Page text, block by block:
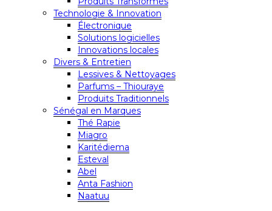
Technologie & Innovation
Électronique
Solutions logicielles
Innovations locales
Divers & Entretien
Lessives & Nettoyages
Parfums – Thiouraye
Produits Traditionnels
Sénégal en Marques
Thé Rapie
Miagro
Karitédiema
Esteval
Abel
Anta Fashion
Naatuu